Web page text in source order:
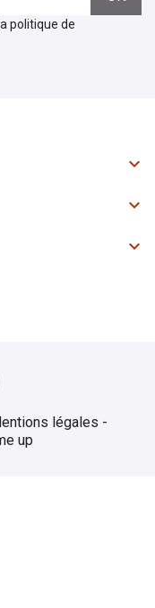
politique de



légales -
up